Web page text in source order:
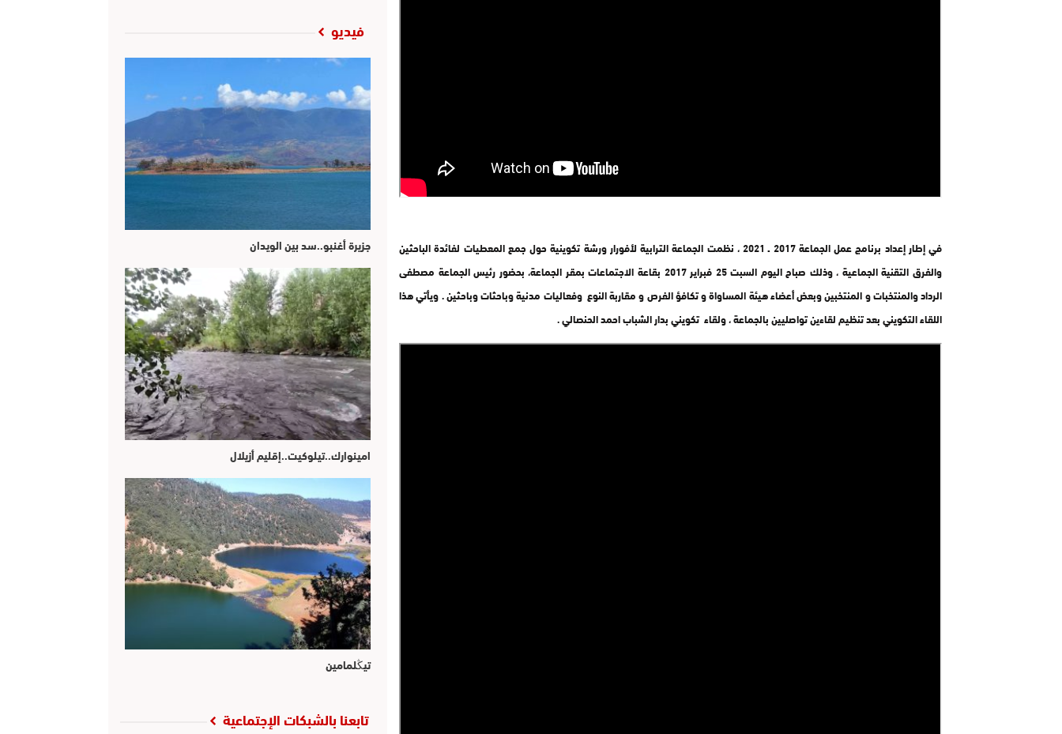
في إطار إعداد برنامج عمل الجماعة 2017 ـ 2021 ، نظمت الجماعة الترابية لأفورار ورشة تكوينية حول جمع المعطيات لفائدة الباحثين
والفرق التقنية الجماعية ، وذلك صباح اليوم السبت 25 فبراير 2017 بقاعة الاجتماعات بمقر الجماعة، بحضور رئيس الجماعة مصطفى
الرداد والمنتخبات و المنتخبين وبعض أعضاء هيئة المساواة و تكافؤ الفرص و مقاربة النوع وفعاليات مدنية وباحثات وباحثين . ويأتي هذا
اللقاء التكويني بعد تنظيم لقاءين تواصليين بالجماعة ، ولقاء تكويني بدار الشباب احمد الحنصالي .
فيديو
جزيرة أغنبو..سد بين الويدان
امينوارك..تيلوكيت..إقليم أزيلال
تيڭلمامين
تابعنا بالشبكات الإجتماعية